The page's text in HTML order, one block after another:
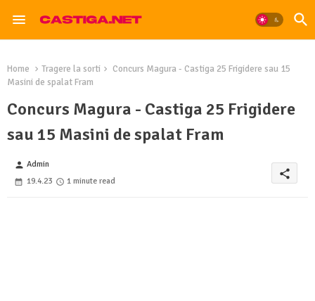
Home Tragere la sorti
Concurs Magura - Castiga 25 Frigidere sau 15
Masini de spalat Fram
Concurs Magura - Castiga 25 Frigidere
sau 15 Masini de spalat Fram
person Admin
19.4.23
1 minute read
share